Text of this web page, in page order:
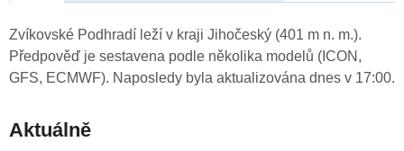
Zvíkovské Podhradí leží v kraji Jihočeský (401 m n. m.).
Předpověď je sestavena podle několika modelů (ICON,
GFS, ECMWF). Naposledy byla aktualizována dnes v 17:00.
Aktuálně